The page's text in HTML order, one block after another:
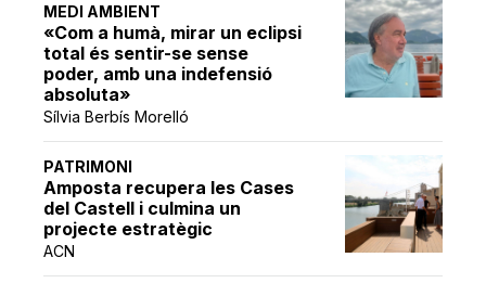
MEDI AMBIENT
«Com a humà, mirar un eclipsi
total és sentir-se sense
poder, amb una indefensió
absoluta»
Sílvia Berbís Morelló
PATRIMONI
Amposta recupera les Cases
del Castell i culmina un
projecte estratègic
ACN